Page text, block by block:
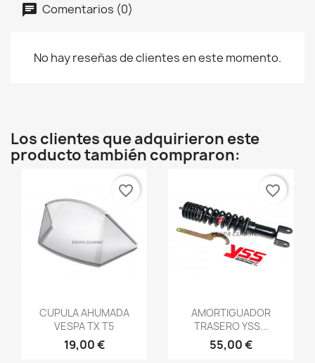
Comentarios (0)
No hay reseñas de clientes en este momento.
Los clientes que adquirieron este
producto también compraron:
Vista rápida
CUPULA AHUMADA
VESPA TX T5
19,00 €
favorite_border
Vista rápida
AMORTIGUADOR
TRASERO YSS...
55,00 €
favorite_border